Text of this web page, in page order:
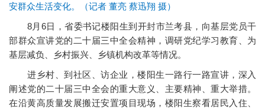
安群众生活变化。（记者 董亮 蔡迅翔 摄）
8月6日，省委书记楼阳生到开封市兰考县，向基层党员干
部群众宣讲党的二十届三中全会精神，调研党纪学习教育、为
基层减负、乡村振兴、乡镇机构改革等情况。
进乡村、到社区、访企业，楼阳生一路行一路宣讲，深入
阐述党的二十届三中全会的重大意义、主要精神、重大举措。
在沿黄高质量发展搬迁安置项目现场，楼阳生察看居民入住、